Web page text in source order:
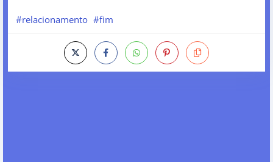
#relacionamento #fim